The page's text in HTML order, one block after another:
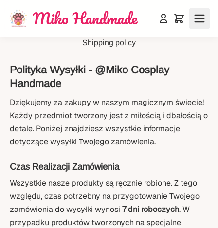
Miko Handmade
Shipping policy
Polityka Wysyłki - @Miko Cosplay
Handmade
Dziękujemy za zakupy w naszym magicznym świecie!
Każdy przedmiot tworzony jest z miłością i dbałością o
detale. Poniżej znajdziesz wszystkie informacje
dotyczące wysyłki Twojego zamówienia.
Czas Realizacji Zamówienia
Wszystkie nasze produkty są ręcznie robione. Z tego
względu, czas potrzebny na przygotowanie Twojego
zamówienia do wysyłki wynosi 7 dni roboczych. W
przypadku produktów tworzonych na specjalne